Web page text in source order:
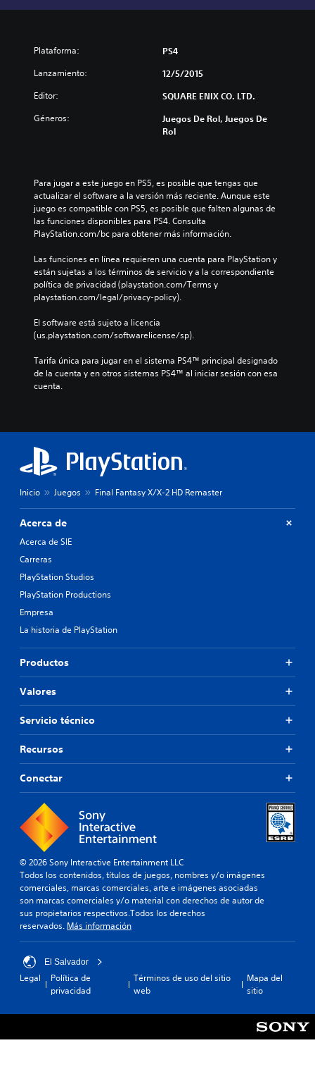
Plataforma: PS4
Lanzamiento: 12/5/2015
Editor: SQUARE ENIX CO. LTD.
Géneros:
Juegos De Rol, Juegos De
Rol
Para jugar a este juego en PS5, es posible que tengas que
actualizar el software a la versión más reciente. Aunque este
juego es compatible con PS5, es posible que falten algunas de
las funciones disponibles para PS4. Consulta
PlayStation.com/bc para obtener más información.
Las funciones en línea requieren una cuenta para PlayStation y
están sujetas a los términos de servicio y a la correspondiente
política de privacidad (playstation.com/Terms y
playstation.com/legal/privacy-policy).
El software está sujeto a licencia
(us.playstation.com/softwarelicense/sp).
Tarifa única para jugar en el sistema PS4™ principal designado
de la cuenta y en otros sistemas PS4™ al iniciar sesión con esa
cuenta.
Inicio Juegos Final Fantasy X/X-2 HD Remaster
Acerca de
Acerca de SIE
Carreras
PlayStation Studios
PlayStation Productions
Empresa
La historia de PlayStation
Productos
Valores
Servicio técnico
Recursos
Conectar
© 2026 Sony Interactive Entertainment LLC
Todos los contenidos, títulos de juegos, nombres y/o imágenes
comerciales, marcas comerciales, arte e imágenes asociadas
son marcas comerciales y/o material con derechos de autor de
sus propietarios respectivos.Todos los derechos
reservados. Más información
El Salvador
Legal
Política de
privacidad
Términos de uso del sitio
web
Mapa del
sitio